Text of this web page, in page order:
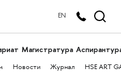
EN
Магистратура
Новости Журнал HSE ART